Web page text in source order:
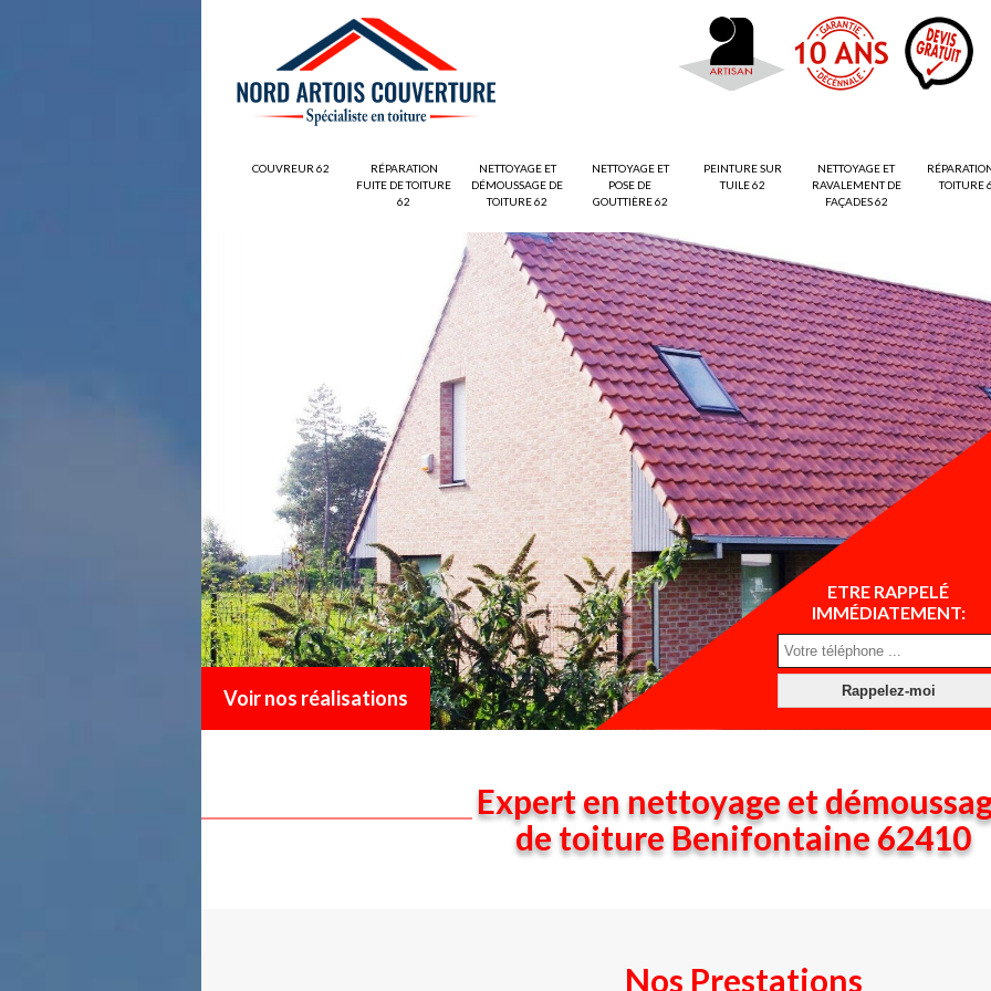
COUVREUR 62
RÉPARATION
FUITE DE TOITURE
62
NETTOYAGE ET
DÉMOUSSAGE DE
TOITURE 62
NETTOYAGE ET
POSE DE
GOUTTIÈRE 62
PEINTURE SUR
TUILE 62
NETTOYAGE ET
RAVALEMENT DE
FAÇADES 62
TOITURE
Voir nos réalisations
ETRE RAPPELÉ
IMMÉDIATEMENT:
Expert en nettoyage et
de toiture Benifontaine 62410
Nos Prestations